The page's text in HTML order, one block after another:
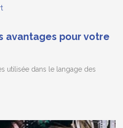
avantages pour votre
utilisée dans le langage des